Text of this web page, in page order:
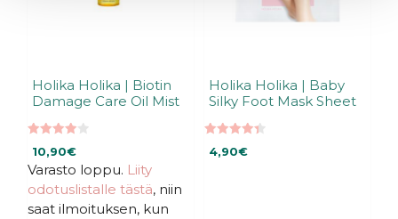
Holika Holika | Biotin
Damage Care Oil Mist
4.00
5:stä
10,90€
Varasto loppu. Liity
odotuslistalle tästä, niin
saat ilmoituksen, kun
Holika Holika | Baby
Silky Foot Mask Sheet
4.40
5:stä
4,90€